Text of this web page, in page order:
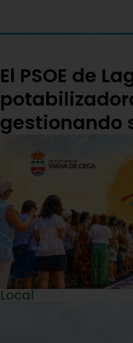
El PSOE de
gestionando
Local